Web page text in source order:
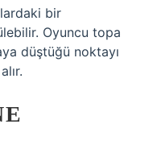
bir
Oyuncu topa
düştüğü noktayı